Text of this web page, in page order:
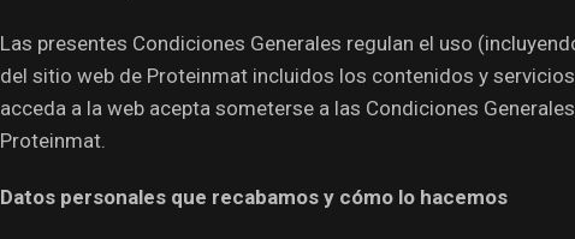
Las presentes Condiciones Generales regulan el uso
del sitio web de Proteinmat incluidos los contenidos y
acceda a la web acepta someterse a las Condiciones
Proteinmat.
Datos personales que recabamos y cómo lo hacemos